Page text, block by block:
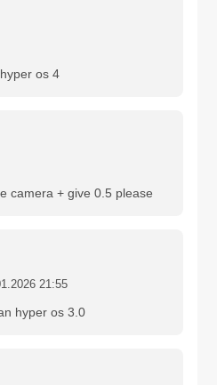
os 4
camera + give 0.5 please
21:55
hyper os 3.0